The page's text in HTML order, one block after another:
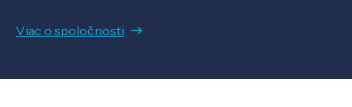
Viac o spoločnosti